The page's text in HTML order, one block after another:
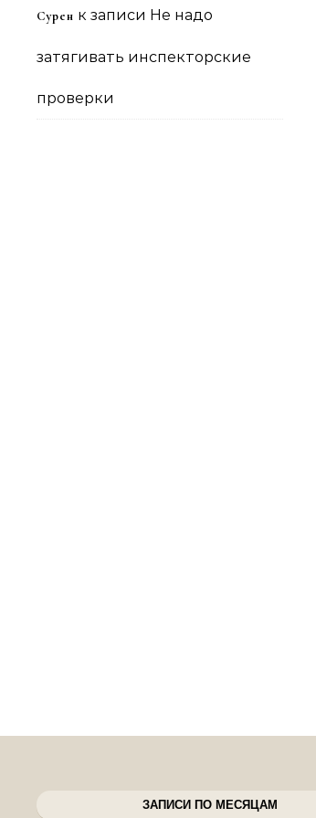
Сурен к записи Не надо
затягивать инспекторские
проверки
ЗАПИСИ ПО МЕСЯЦАМ